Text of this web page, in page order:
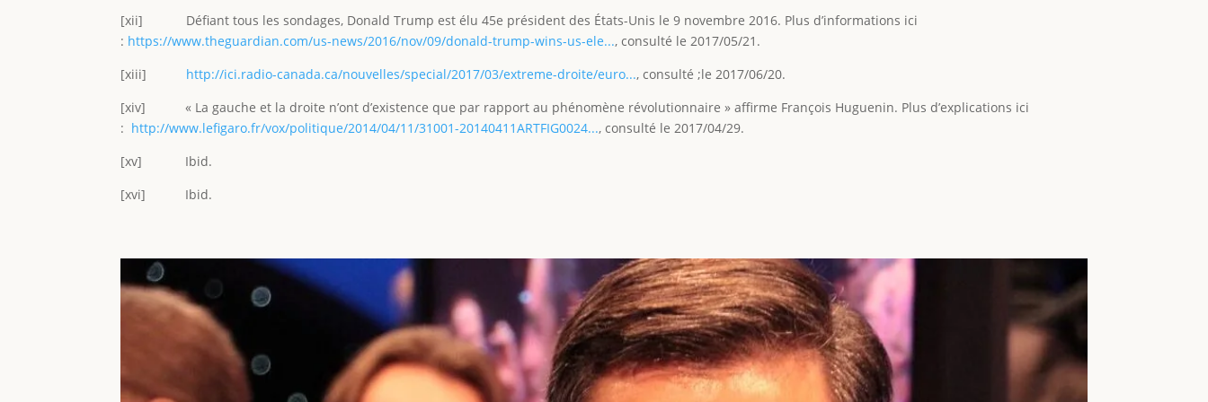
[xii] Défiant tous les sondages, Donald Trump est élu 45e président des États-Unis le 9 novembre 2016. Plus d’informations ici
: https://www.theguardian.com/us-news/2016/nov/09/donald-trump-wins-us-ele..., consulté le 2017/05/21.
[xiii] http://ici.radio-canada.ca/nouvelles/special/2017/03/extreme-droite/euro..., consulté ;le 2017/06/20.
[xiv] « La gauche et la droite n’ont d’existence que par rapport au phénomène révolutionnaire » affirme François Huguenin. Plus d’explications ici
: http://www.lefigaro.fr/vox/politique/2014/04/11/31001-20140411ARTFIG0024..., consulté le 2017/04/29.
[xv] Ibid.
[xvi] Ibid.